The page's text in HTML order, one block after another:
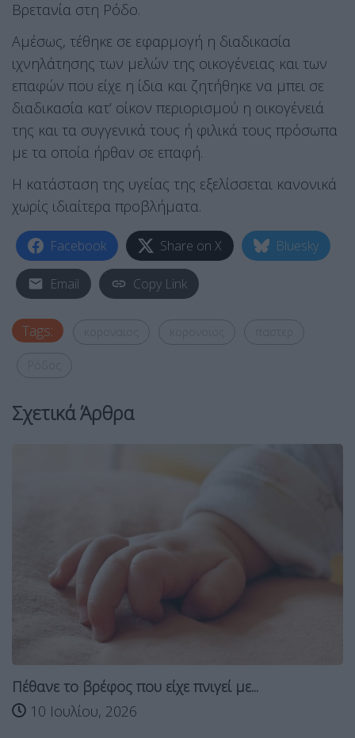
Βρετανία στη Ρόδο.
Αμέσως, τέθηκε σε εφαρμογή η διαδικασία
ιχνηλάτησης των μελών της οικογένειας και των
επαφών που είχε η ίδια και ζητήθηκε να μπει σε
διαδικασία κατ’ οίκον περιορισμού η οικογένειά
της και τα συγγενικά τους ή φιλικά τους πρόσωπα
με τα οποία ήρθαν σε επαφή.
Η κατάσταση της υγείας της εξελίσσεται κανονικά
χωρίς ιδιαίτερα προβλήματα.
Facebook Share on X Bluesky
Email Copy Link
Tags:
Σχετικά Άρθρα
Πέθανε το βρέφος που είχε πνιγεί με...
10 Ιουλίου, 2026